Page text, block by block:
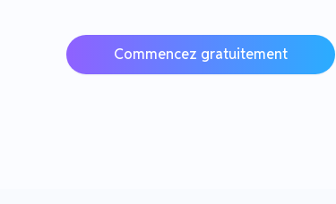
Commencez gratuitement